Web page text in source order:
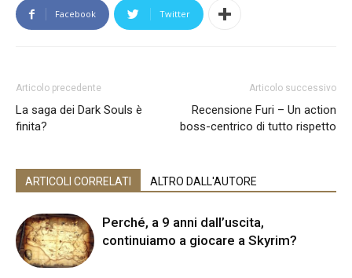
Facebook Twitter
Articolo precedente
La saga dei Dark Souls è
finita?
Articolo successivo
Recensione Furi – Un action
boss-centrico di tutto rispetto
ARTICOLI CORRELATI ALTRO DALL'AUTORE
Perché, a 9 anni dall’uscita,
continuiamo a giocare a Skyrim?